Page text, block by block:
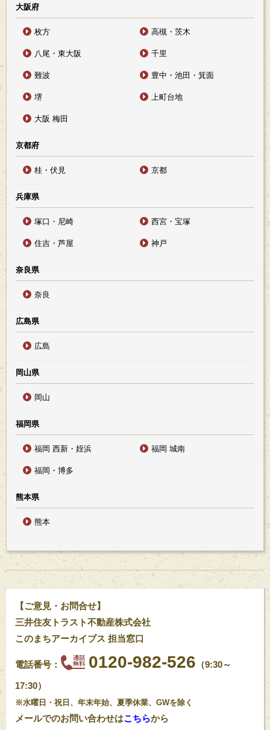
大阪府
枚方 高槻・茨木
八尾・東大阪 千里
難波 豊中・池田・箕面
堺 上町台地
大阪 梅田
京都府
桂・伏見 京都
兵庫県
塚口・尼崎 西宮・宝塚
住吉・芦屋 神戸
奈良県
奈良
広島県
広島
岡山県
岡山
福岡県
福岡 西新・姪浜 福岡 城南
福岡・博多
熊本県
熊本
ご売却をご検討中なら ご購入をご検討中なら
【ご意見・お問合せ】
三井住友トラスト不動産株式会社
このまちアーカイブス 担当窓口
電話番号： 0120-982-526 （9:30～
17:30）
※水曜日・祝日、年末年始、夏季休業、GWを除く
メールでのお問い合わせはこちらから